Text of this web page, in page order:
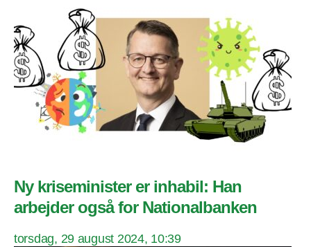
Ny kriseminister er inhabil: Han
arbejder også for Nationalbanken
torsdag, 29 august 2024, 10:39